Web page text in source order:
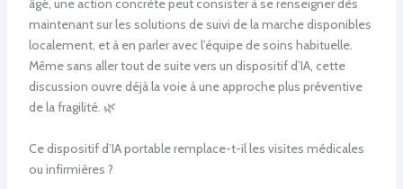
âgé, une action concrète peut consister à se renseigner dès
maintenant sur les solutions de suivi de la marche disponibles
localement, et à en parler avec l’équipe de soins habituelle.
Même sans aller tout de suite vers un dispositif d’IA, cette
discussion ouvre déjà la voie à une approche plus préventive
de la fragilité. 🌿
Ce dispositif d’IA portable remplace-t-il les visites médicales
ou infirmières ?